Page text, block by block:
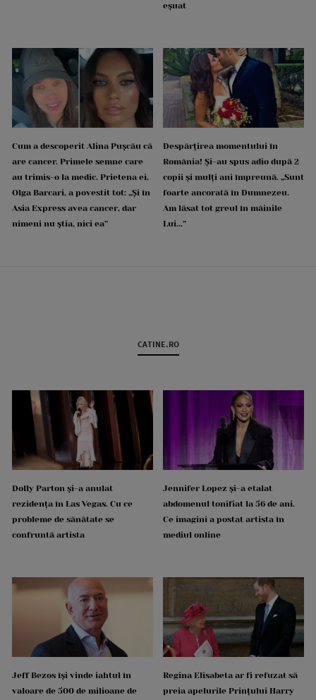
eșuat
Cum a descoperit Alina Pușcău că
are cancer. Primele semne care
au trimis-o la medic. Prietena ei,
Olga Barcari, a povestit tot: „Și în
Asia Express avea cancer, dar
nimeni nu știa, nici ea”
Despărțirea momentului în
România! Și-au spus adio după 2
copii și mulți ani împreună. „Sunt
foarte ancorată în Dumnezeu.
Am lăsat tot greul în mâinile
Lui...”
CATINE.RO
Dolly Parton și-a anulat
rezidența în Las Vegas. Cu ce
probleme de sănătate se
confruntă artista
Jennifer Lopez și-a etalat
abdomenul tonifiat la 56 de ani.
Ce imagini a postat artista în
mediul online
Jeff Bezos își vinde iahtul în
valoare de 500 de milioane de
Regina Elisabeta ar fi refuzat să
preia apelurile Prințului Harry